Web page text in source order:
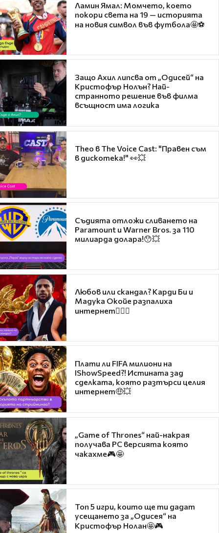
Ламин Ямал: Момчето, което
покори света на 19 — историята
на новия символ във футбола🤩⚽
Защо Ахил липсва от „Одисей“ на
Кристофър Нолън? Най-
странното решение във филма
всъщност има логика
Theo в The Voice Cast: "Правен съм
в дискотека!" 👀💥
Съдията отложи сливането на
Paramount и Warner Bros. за 110
милиарда долара!😯💥
Любов или скандал? Карди Би и
Мадука Окойе разпалиха
интернет❤️‍🔥🔥
Плати ли FIFA милиони на
IShowSpeed?! Истината зад
сделката, която разтърси целия
интернет🤑💥
„Game of Thrones“ най-накрая
получава PC версията която
чакахме🎮🤩
Топ 5 игри, които ще ти дадат
усещането за „Одисея“ на
Кристофър Нолан🤩🎮